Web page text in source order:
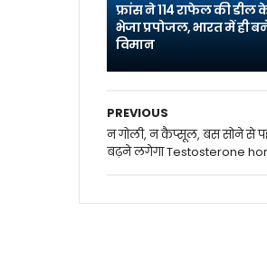
फ्रांस ने 114 राफेल की डील
भेजा प्रपोजल, भारत में ही
विमान
PREVIOUS
न गोली, न कैप्सूल, बस सोने से
बढ़ने लगेगा Testosterone